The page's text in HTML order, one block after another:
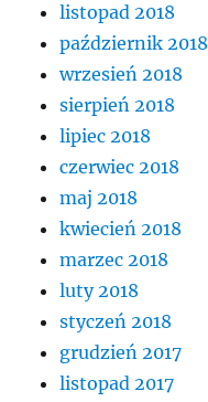
listopad 2018
październik 2018
wrzesień 2018
sierpień 2018
lipiec 2018
czerwiec 2018
maj 2018
kwiecień 2018
marzec 2018
luty 2018
styczeń 2018
grudzień 2017
listopad 2017